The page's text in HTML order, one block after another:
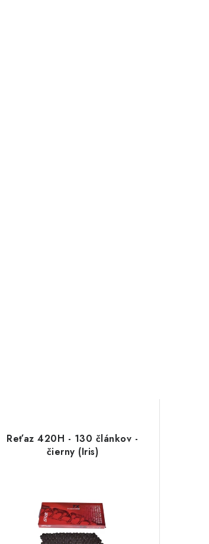
Reťaz 420H - 130 článkov -
čierny (Iris)